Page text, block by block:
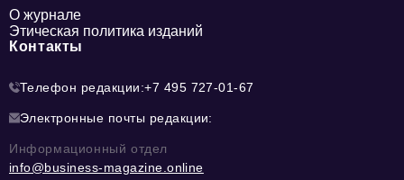
О журнале
Этическая политика изданий
Контакты
Телефон редакции:+7 495 727-01-67
Электронные почты редакции:
Информационный отдел
info@business-magazine.online